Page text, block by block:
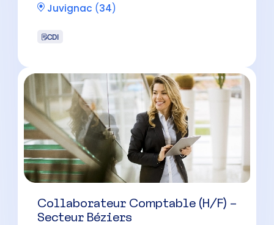
Juvignac (34)
CDI
Collaborateur Comptable (H/F) –
Secteur Béziers